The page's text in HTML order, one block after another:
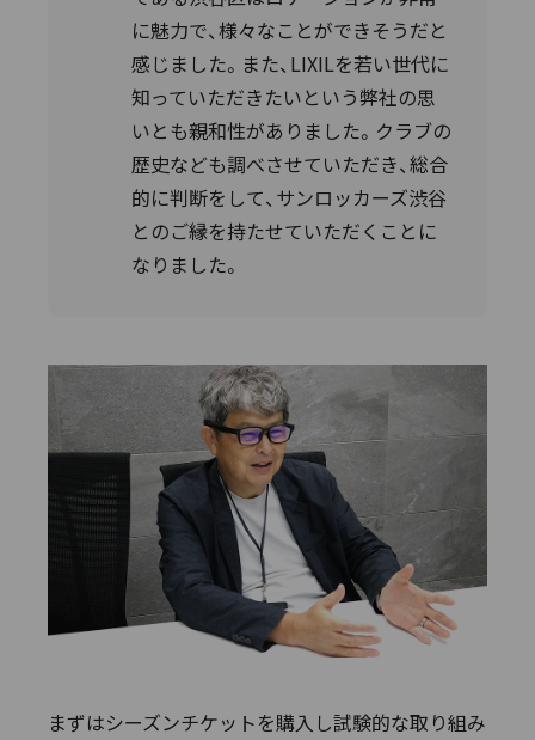
に魅力で、様々なことができそうだと
感じました。また、LIXILを若い世代に
知っていただきたいという弊社の思
いとも親和性がありました。クラブの
歴史なども調べさせていただき、総合
的に判断をして、サンロッカーズ渋谷
とのご縁を持たせていただくことに
なりました。
まずはシーズンチケットを購入し試験的な取り組み